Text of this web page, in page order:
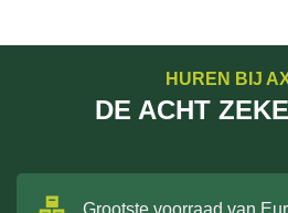
HUREN BIJ
DE ACHT
Grootste voorraad van